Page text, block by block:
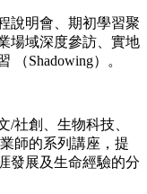
說明會、期初學習聚
場域深度參訪、實地
Shadowing）。
/社創、生物科技、
師的系列講座，提
發展及生命經驗的分